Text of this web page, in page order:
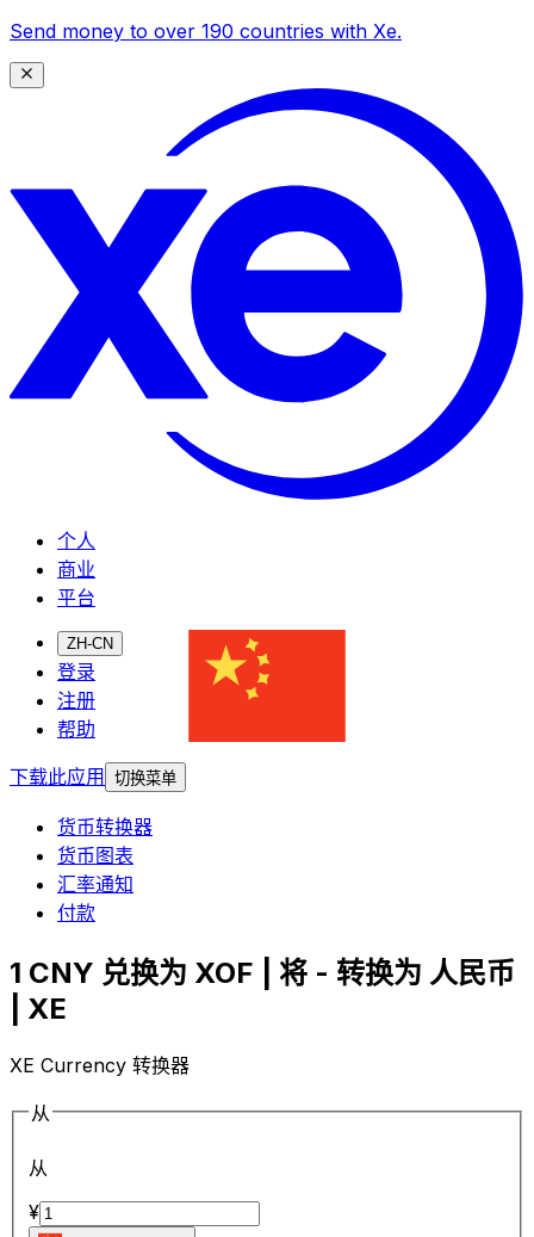
Send money to over 190 countries with Xe.
个人
商业
平台
ZH-CN
登录
注册
帮助
下载此应用
切换菜单
货币转换器
货币图表
汇率通知
付款
1 CNY 兑换为 XOF | 将 - 转换为 人民币
| XE
XE Currency 转换器
从
从
¥